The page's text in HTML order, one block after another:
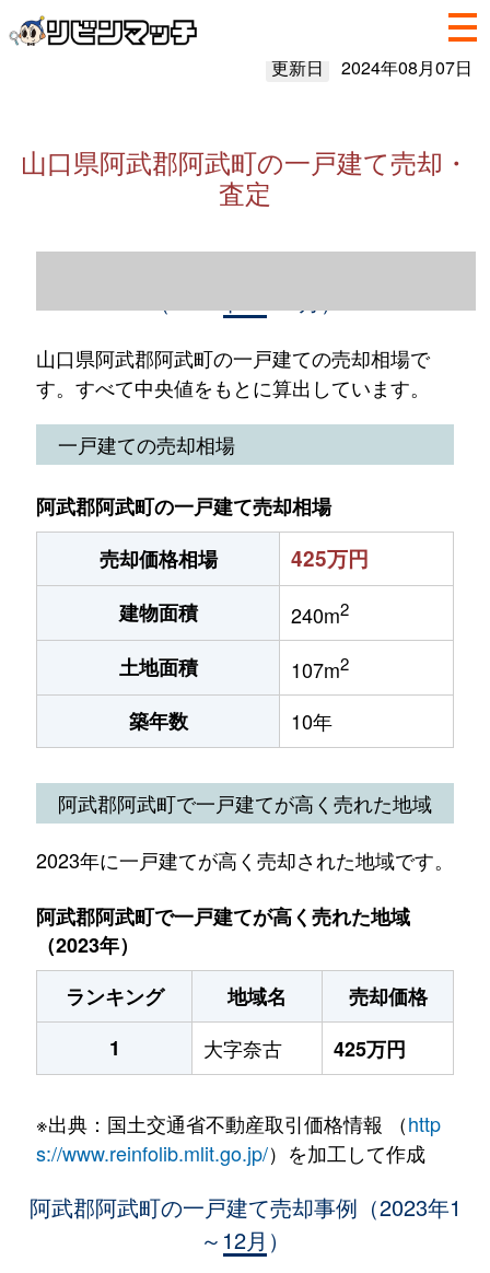
更新日 2024年08月07日
山口県阿武郡阿武町の一戸建て売却・
査定
山口県阿武郡阿武町の一戸建ての売却相場で
す。すべて中央値をもとに算出しています。
一戸建ての売却相場
阿武郡阿武町の一戸建て売却相場
売却価格相場
425万円
建物面積 240m2
土地面積 107m2
築年数 10年
阿武郡阿武町で一戸建てが高く売れた地域
2023年に一戸建てが高く売却された地域です。
阿武郡阿武町で一戸建てが高く売れた地域
（2023年）
ランキング
地域名
売却価格
1
大字奈古 425万円
※出典：国土交通省不動産取引価格情報 （http
s://www.reinfolib.mlit.go.jp/）を加工して作成
阿武郡阿武町の一戸建て売却事例（2023年1
～12月）